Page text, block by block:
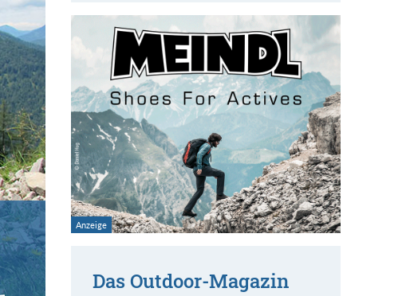
Das Outdoor-Magazin